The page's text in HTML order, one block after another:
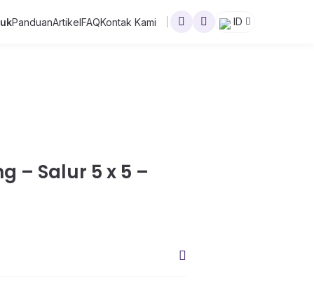
PanduanArtikelFAQKontak Kami ID
– Salur 5 x 5 –